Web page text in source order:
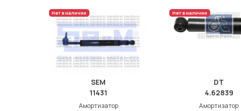
Нет в наличии
SEM
11431
Амортизатор
Нет в наличии
DT
4.62839
Амортизатор